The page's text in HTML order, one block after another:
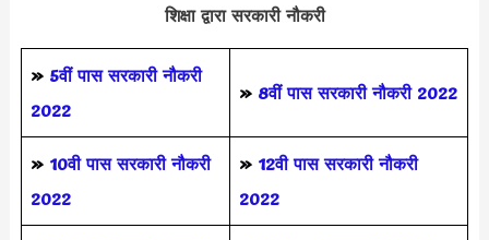
शिक्षा द्वारा सरकारी नौकरी
» 5वीं पास सरकारी नौकरी
2022
» 8वीं पास सरकारी नौकरी 2022
» 10वी पास सरकारी नौकरी
2022
» 12वी पास सरकारी नौकरी
2022